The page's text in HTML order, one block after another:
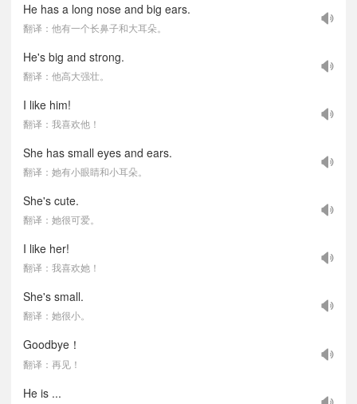
He has a long nose and big ears.
翻译：他有一个长鼻子和大耳朵。
He's big and strong.
翻译：他高大强壮。
I like him!
翻译：我喜欢他！
She has small eyes and ears.
翻译：她有小眼睛和小耳朵。
She's cute.
翻译：她很可爱。
I like her!
翻译：我喜欢她！
She's small.
翻译：她很小。
Goodbye！
翻译：再见！
He is ...